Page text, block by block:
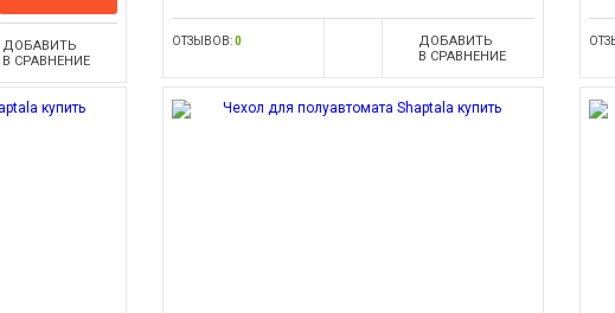
ДОБАВИТЬ
В СРАВНЕНИЕ
ОТЗЫВОВ:0
ДОБАВИТЬ
В СРАВНЕНИЕ